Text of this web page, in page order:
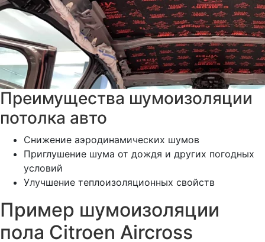
Преимущества шумоизоляции
потолка авто
Снижение аэродинамических шумов
Приглушение шума от дождя и других погодных
условий
Улучшение теплоизоляционных свойств
Пример шумоизоляции
пола Citroen Aircross